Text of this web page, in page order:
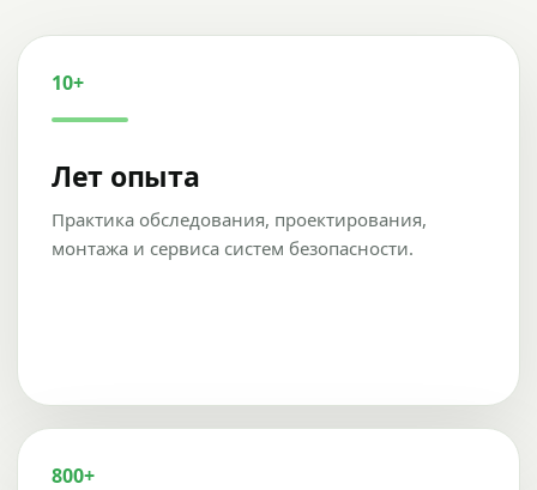
10+
Лет опыта
Практика обследования, проектирования,
монтажа и сервиса систем безопасности.
800+